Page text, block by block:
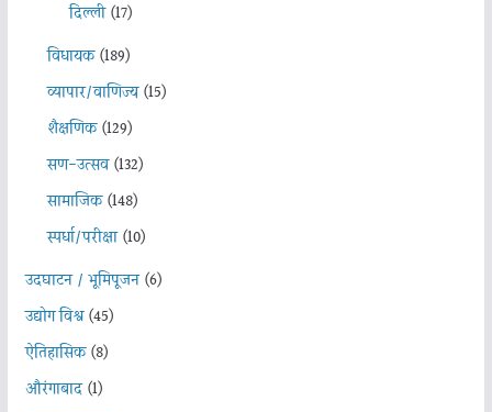
दिल्ली(17)
विधायक(189)
व्यापार/वाणिज्य(15)
शैक्षणिक(129)
सण-उत्सव(132)
सामाजिक(148)
स्पर्धा/परीक्षा(10)
उदघाटन / भूमिपूजन(6)
उद्योग विश्व(45)
ऐतिहासिक(8)
औरंगाबाद(1)